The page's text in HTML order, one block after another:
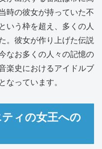
時の彼女が持っていた不
いう枠を超え、多くの人
。彼女が作り上げた伝説
なお多くの人々の記憶の
楽史におけるアイドルブ
なっています。
ィの女王への